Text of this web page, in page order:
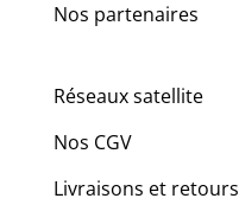
Nos partenaires
Réseaux satellite
Nos CGV
Livraisons et retours